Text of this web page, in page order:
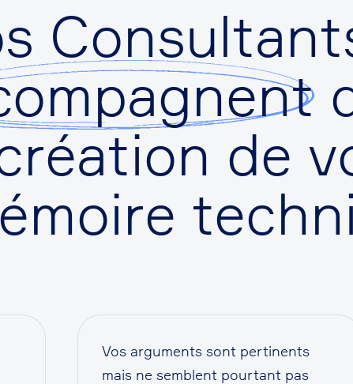
de
Vos arguments sont pertinents
mais ne semblent pourtant pas